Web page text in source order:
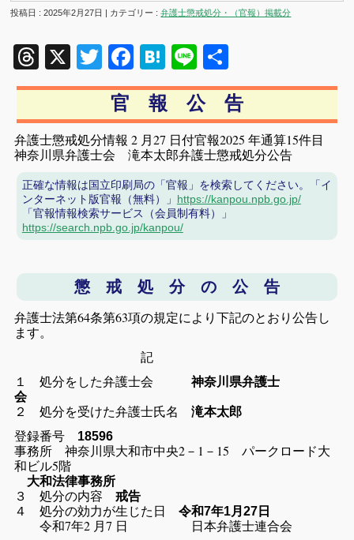
投稿日 : 2025年2月27日 | カテゴリー :弁護士懲戒処分・（官報）掲載分
Threads
X TwitterFacebook
Hatena
Line
有
官 報 公 告
弁護士懲戒処分情報 2 月27 日付官報2025 年通算15件目
神奈川県弁護士会 滝本太郎弁護士懲戒処分公告
正確な情報は国立印刷局の「官報」を検索してください。「イ
ンターネット版官報（無料）」 https://kanpou.npb.go.jp/
「官報情報検索サービス（会員制有料）」
https://search.npb.go.jp/kanpou/
懲 戒 処 分 の 公 告
弁護士法第64条第63項の規定により下記のとおり公告し
ます。
記
１ 処分をした弁護士会神奈川県弁護士
会
２ 処分を受けた弁護士氏名 滝本太郎
登録番号 18596
事務所 神奈川県大和市中央2－1－15 パークロード大
和ビル5階
大和法律事務所
３ 処分の内容戒告
４ 処分の効力が生じた日令和7年1月27日
令和7年2 月7 日 日本弁護士連合会